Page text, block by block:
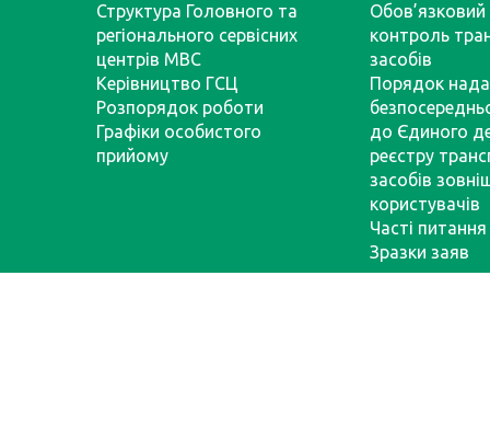
Структура Головного та
регіонального сервісних
центрів МВС
Керівництво ГСЦ
Розпорядок роботи
Графіки особистого
прийому
Обов’язковий
контроль
засобів
Порядок
до Єдиного
реєстру
засобів
користувачів
Часті питання
Зразки заяв